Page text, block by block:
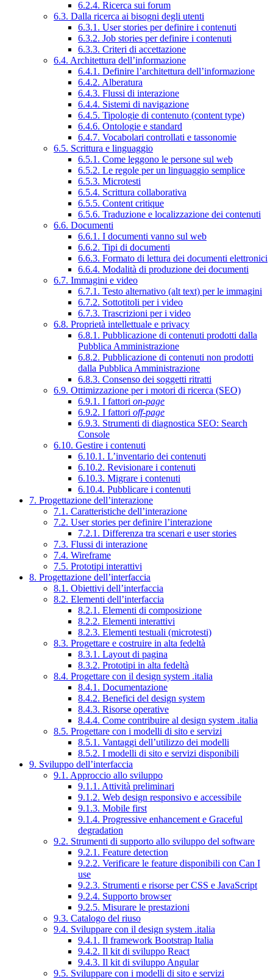
6.2.4. Ricerca sui forum
6.3. Dalla ricerca ai bisogni degli utenti
6.3.1. User stories per definire i contenuti
6.3.2. Job stories per definire i contenuti
6.3.3. Criteri di accettazione
6.4. Architettura dell’informazione
6.4.1. Definire l’architettura dell’informazione
6.4.2. Alberatura
6.4.3. Flussi di interazione
6.4.4. Sistemi di navigazione
6.4.5. Tipologie di contenuto (content type)
6.4.6. Ontologie e standard
6.4.7. Vocabolari controllati e tassonomie
6.5. Scrittura e linguaggio
6.5.1. Come leggono le persone sul web
6.5.2. Le regole per un linguaggio semplice
6.5.3. Microtesti
6.5.4. Scrittura collaborativa
6.5.5. Content critique
6.5.6. Traduzione e localizzazione dei contenuti
6.6. Documenti
6.6.1. I documenti vanno sul web
6.6.2. Tipi di documenti
6.6.3. Formato di lettura dei documenti elettronici
6.6.4. Modalità di produzione dei documenti
6.7. Immagini e video
6.7.1. Testo alternativo (alt text) per le immagini
6.7.2. Sottotitoli per i video
6.7.3. Trascrizioni per i video
6.8. Proprietà intellettuale e privacy
6.8.1. Pubblicazione di contenuti prodotti dalla
Pubblica Amministrazione
6.8.2. Pubblicazione di contenuti non prodotti
dalla Pubblica Amministrazione
6.8.3. Consenso dei soggetti ritratti
6.9. Ottimizzazione per i motori di ricerca (SEO)
6.9.1. I fattori on-page
6.9.2. I fattori off-page
6.9.3. Strumenti di diagnostica SEO: Search
Console
6.10. Gestire i contenuti
6.10.1. L’inventario dei contenuti
6.10.2. Revisionare i contenuti
6.10.3. Migrare i contenuti
6.10.4. Pubblicare i contenuti
7. Progettazione dell’interazione
7.1. Caratteristiche dell’interazione
7.2. User stories per definire l’interazione
7.2.1. Differenza tra scenari e user stories
7.3. Flussi di interazione
7.4. Wireframe
7.5. Prototipi interattivi
8. Progettazione dell’interfaccia
8.1. Obiettivi dell’interfaccia
8.2. Elementi dell’interfaccia
8.2.1. Elementi di composizione
8.2.2. Elementi interattivi
8.2.3. Elementi testuali (microtesti)
8.3. Progettare e costruire in alta fedeltà
8.3.1. Layout di pagina
8.3.2. Prototipi in alta fedeltà
8.4. Progettare con il design system .italia
8.4.1. Documentazione
8.4.2. Benefici del design system
8.4.3. Risorse operative
8.4.4. Come contribuire al design system .italia
8.5. Progettare con i modelli di sito e servizi
8.5.1. Vantaggi dell’utilizzo dei modelli
8.5.2. I modelli di sito e servizi disponibili
9. Sviluppo dell’interfaccia
9.1. Approccio allo sviluppo
9.1.1. Attività preliminari
9.1.2. Web design responsivo e accessibile
9.1.3. Mobile first
9.1.4. Progressive enhancement e Graceful
degradation
9.2. Strumenti di supporto allo sviluppo del software
9.2.1. Feature detection
9.2.2. Verificare le feature disponibili con Can I
use
9.2.3. Strumenti e risorse per CSS e JavaScript
9.2.4. Supporto browser
9.2.5. Misurare le prestazioni
9.3. Catalogo del riuso
9.4. Sviluppare con il design system .italia
9.4.1. Il framework Bootstrap Italia
9.4.2. Il kit di sviluppo React
9.4.3. Il kit di sviluppo Angular
9.5. Sviluppare con i modelli di sito e servizi